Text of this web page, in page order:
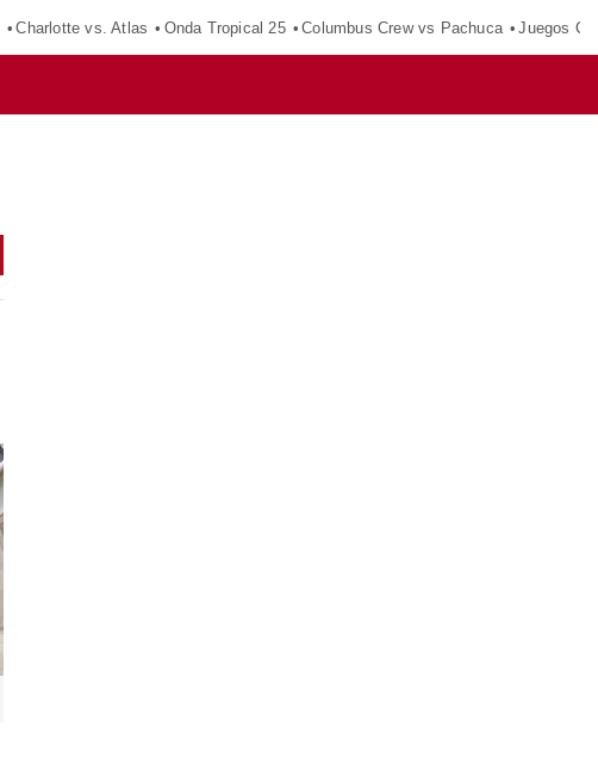
Charlotte vs. Atlas Onda Tropical 25 Columbus Crew vs Pachuca Juegos